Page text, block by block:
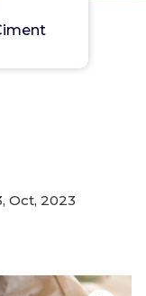
Oct, 2023